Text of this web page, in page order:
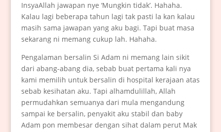
InsyaAllah jawapan nye ‘Mungkin tidak’. Hahaha.
Kalau lagi beberapa tahun lagi tak pasti la kan kalau
masih sama jawapan yang aku bagi. Tapi buat masa
sekarang ni memang cukup lah. Hahaha.
Pengalaman bersalin Si Adam ni memang lain sikit
dari abang-abang dia, sebab buat pertama kali nya
kami memilih untuk bersalin di hospital kerajaan atas
sebab kesihatan aku. Tapi alhamdulillah, Allah
permudahkan semuanya dari mula mengandung
sampai ke bersalin, penyakit aku stabil dan baby
Adam pon membesar dengan sihat dalam perut Mak